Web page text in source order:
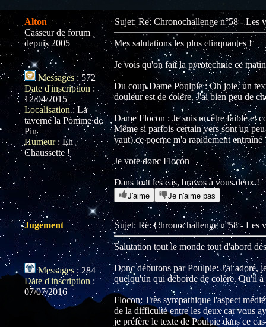
Alton
Casseur de forum
depuis 2005
Messages:572
Date d'inscription :
12/04/2015
Localisation: La
taverne la Pomme de
Pin
Humeur: Eh
Chaussette !
Sujet: Re: Chronochallenge n°58 -
Mes salutations les plus clinquantes !
Je vois qu'on fait la pyrotechnie ce
Du coup Dame Poulpie : Oh joie, un
douleur est de colère. J'ai bien peu de
Dame Flocon : Je suis un être faible et
Même si parfois certain vers sont un
vaut) ce poeme m'a rapidement entraîné
Je vote donc Flocon
Dans tout les cas, bravos à vous deux !
J'aime Je n'aime pas
Jugement
Messages :284
Date d'inscription :
07/07/2016
Sujet: Re: Chronochallenge n°58 -
Salutation tout le monde tout d'abord
Donc débutons par Poulpie: J'ai adoré,
quelqu'un qui déborde de colère. Qu'il
Flocon: Très sympathique l'aspect
de la difficulté entre les deux car vous
je préfère le texte de Poulpie dans ce